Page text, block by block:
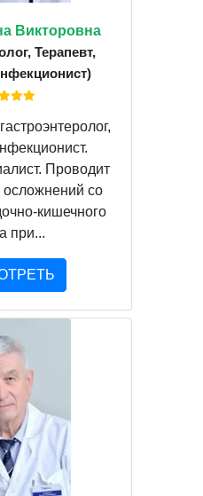
Викторовна
Терапевт,
Проводит
осложнений со
кишечного
при...